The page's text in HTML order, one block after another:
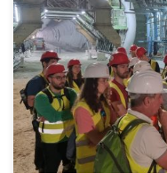
Il giorno 23 maggio 2023
hanno accompagnato gli
del rischio geotecnico”
visitare i cantieri della
assieme agli studenti del